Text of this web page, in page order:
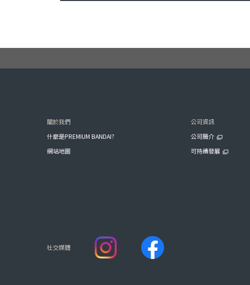
關於我們
什麼是PREMIUM BANDAI?
網站地圖
公司資訊
公司簡介
可持續發展
社交媒體